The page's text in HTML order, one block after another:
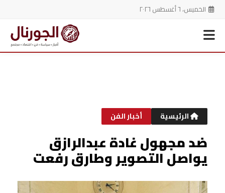
الخميس، ٦ أغسطس ٢٠٢٦
الرئيسية أخبار الفن
ضد مجهول غادة عبدالرازق
يواصل التصوير وطارق رفعت